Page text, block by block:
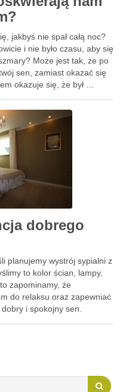
jakbyś nie spał całą noc?
i nie było czasu, aby się
Może jest tak, że po
sen, zamiast okazać się
okazuje się, że był …
dobrego
planujemy wystrój sypialni z
to kolor ścian, lampy,
zapominamy, że
do relaksu oraz zapewniać
i spokojny sen.